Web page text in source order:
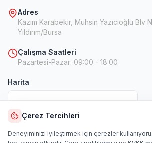
Adres
Kazım Karabekir, Muhsin Yazıcıoğlu Blv
Yıldırım/Bursa
Çalışma Saatleri
Pazartesi-Pazar: 09:00 - 18:00
Harita
Harita
Çerez Tercihleri
Deneyiminizi iyileştirmek için çerezler